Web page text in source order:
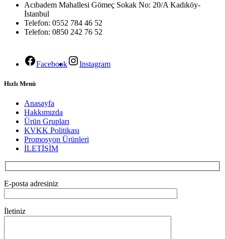
Acıbadem Mahallesi Gömeç Sokak No: 20/A Kadıköy-
İstanbul
Telefon: 0552 784 46 52
Telefon: 0850 242 76 52
Facebook Instagram
Hızlı Menü
Anasayfa
Hakkımızda
Ürün Grupları
KVKK Politikası
Promosyon Ürünleri
İLETİŞİM
E-posta adresiniz
İletiniz